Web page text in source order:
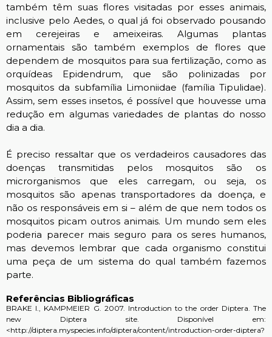
também têm suas flores visitadas por esses animais,
inclusive pelo Aedes, o qual já foi observado pousando
em cerejeiras e ameixeiras. Algumas plantas
ornamentais são também exemplos de flores que
dependem de mosquitos para sua fertilização, como as
orquídeas Epidendrum, que são polinizadas por
mosquitos da subfamília Limoniidae (família Tipulidae).
Assim, sem esses insetos, é possível que houvesse uma
redução em algumas variedades de plantas do nosso
dia a dia.
É preciso ressaltar que os verdadeiros causadores das
doenças transmitidas pelos mosquitos são os
microrganismos que eles carregam, ou seja, os
mosquitos são apenas transportadores da doença, e
não os responsáveis em si – além de que nem todos os
mosquitos picam outros animais. Um mundo sem eles
poderia parecer mais seguro para os seres humanos,
mas devemos lembrar que cada organismo constitui
uma peça de um sistema do qual também fazemos
parte.
Referências Bibliográficas
BRAKE I., KAMPMEIER G. 2007. Introduction to the order Diptera. The
new Diptera site. Disponível em:
<http://diptera.myspecies.info/diptera/content/introduction-order-diptera?